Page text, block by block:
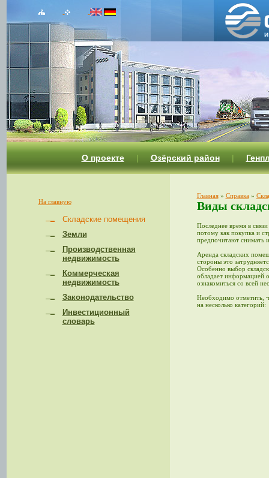
О проекте | Озёрский район |
На главную
Складские помещения
Земли
Производственная
недвижимость
Коммерческая
недвижимость
Законодательство
Инвестиционный
словарь
Главная» Справка»
Виды
Последнее время в
потому как покупка и
предпочитают снимать
Аренда складских
стороны это
Особенно выбор
обладает информацией
ознакомиться со всей
Необходимо отметить,
на несколько категорий: